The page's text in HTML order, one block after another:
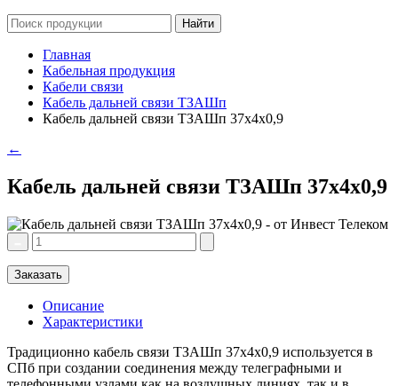
Главная
Кабельная продукция
Кабели связи
Кабель дальней связи ТЗАШп
Кабель дальней связи ТЗАШп 37х4х0,9
←
Кабель дальней связи ТЗАШп 37х4х0,9
Заказать
Описание
Характеристики
Традиционно кабель связи ТЗАШп 37х4х0,9 используется в
СПб при создании соединения между телеграфными и